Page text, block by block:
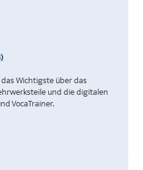
Wichtigste über das
und die digitalen
VocaTrainer.